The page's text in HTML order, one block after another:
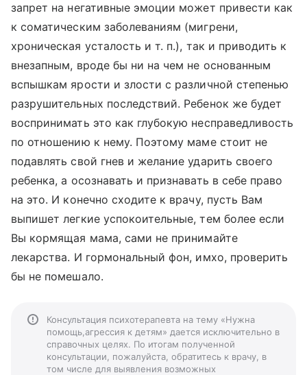
запрет на негативные эмоции может привести как
к соматическим заболеваниям (мигрени,
хроническая усталость и т. п.), так и приводить к
внезапным, вроде бы ни на чем не основанным
вспышкам ярости и злости с различной степенью
разрушительных последствий. Ребенок же будет
воспринимать это как глубокую несправедливость
по отношению к нему. Поэтому маме стоит не
подавлять свой гнев и желание ударить своего
ребенка, а осознавать и признавать в себе право
на это. И конечно сходите к врачу, пусть Вам
выпишет легкие успокоительные, тем более если
Вы кормящая мама, сами не принимайте
лекарства. И гормональный фон, имхо, проверить
бы не помешало.
Консультация психотерапевта на тему «Нужна
помощь,агрессия к детям» дается исключительно в
справочных целях. По итогам полученной
консультации, пожалуйста, обратитесь к врачу, в
том числе для выявления возможных